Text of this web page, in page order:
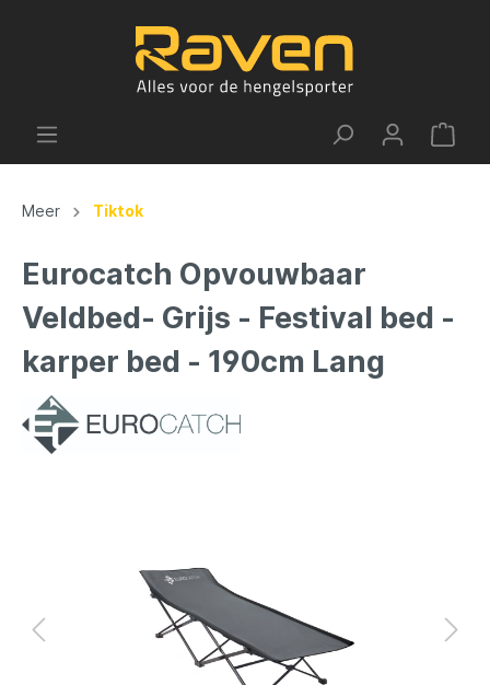
Meer Tiktok
Eurocatch Opvouwbaar
Veldbed- Grijs - Festival bed -
karper bed - 190cm Lang